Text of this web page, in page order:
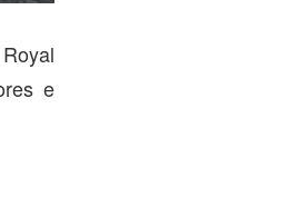
e